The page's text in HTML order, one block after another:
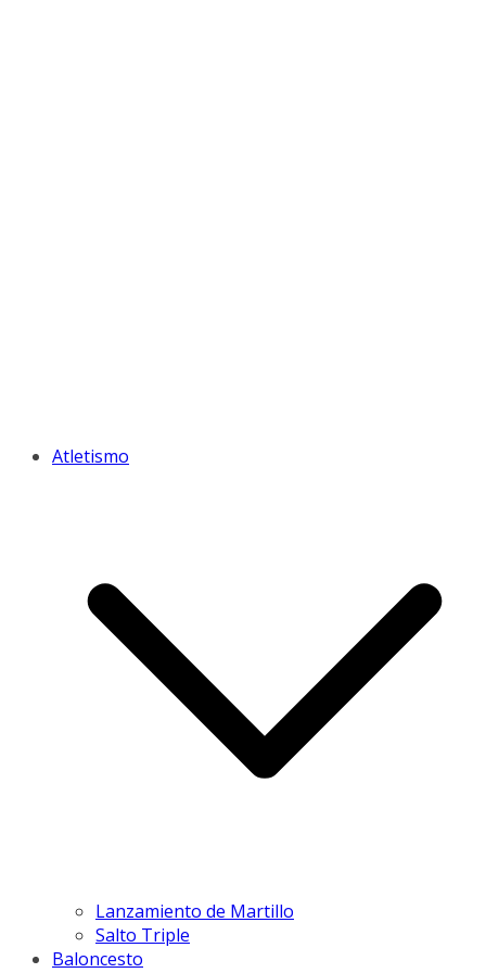
Atletismo
Lanzamiento de Martillo
Salto Triple
Baloncesto